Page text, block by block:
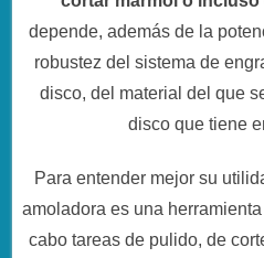
depende, además de la
robustez del sistema de
disco, del material del que
disco que tiene
Para entender mejor su
amoladora es una
cabo tareas de pulido, de